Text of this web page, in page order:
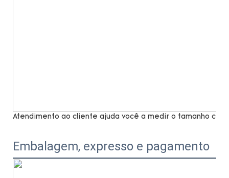
Atendimento ao cliente ajuda você a medir o tamanho
Embalagem, expresso e pagamento